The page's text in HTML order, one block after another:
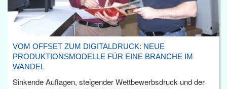
VOM OFFSET ZUM DIGITALDRUCK: NEUE
PRODUKTIONSMODELLE FÜR EINE BRANCHE IM
WANDEL
Sinkende Auflagen, steigender Wettbewerbsdruck und der